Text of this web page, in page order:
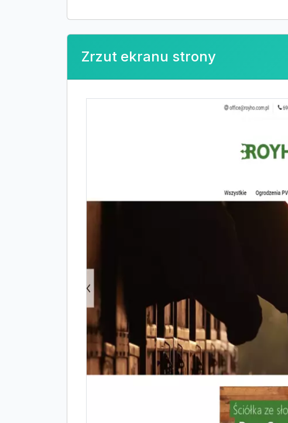
Zrzut ekranu strony